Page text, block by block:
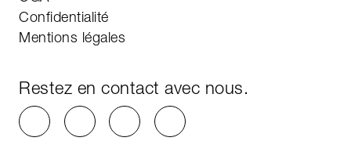
Confidentialité
Mentions légales
Restez en contact avec nous.